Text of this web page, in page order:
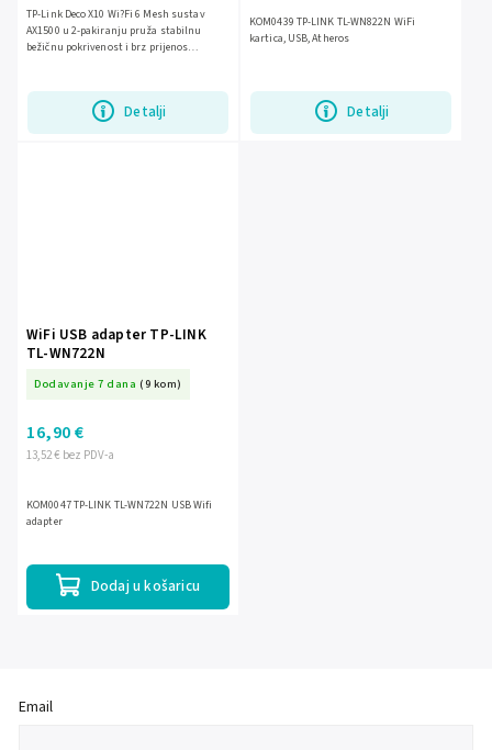
Detalji
TP-Link Deco X10 Wi?Fi 6 Mesh sustav
AX1500 u 2-pakiranju pruža stabilnu
bežičnu pokrivenost i brz prijenos
Detalji
KOM0439 TP-LINK TL-WN822N WiFi
kartica, USB, Atheros
WiFi USB adapter TP-LINK
TL-WN722N
Dodavanje 7 dana (9 kom)
13,52 € bez PDV-a
16,90 €
Dodaj u košaricu
KOM0047 TP-LINK TL-WN722N USB Wifi
adapter
Email